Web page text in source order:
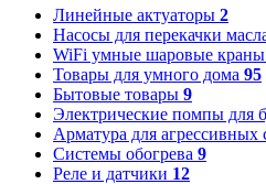
Линейные актуаторы 2
Насосы для перекачки
WiFi умные шаровые краны
Товары для умного дома 95
Бытовые товары 9
Электрические помпы для
Арматура для агрессивных
Системы обогрева 9
Реле и датчики 12